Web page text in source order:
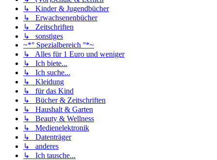
↳ Kinder & Jugendbücher
↳ Erwachsenenbücher
↳ Zeitschriften
↳ sonstiges
~*° Spezialbereich °*~
↳ Alles für 1 Euro und weniger
↳ Ich biete...
↳ Ich suche...
↳ Kleidung
↳ für das Kind
↳ Bücher & Zeitschriften
↳ Haushalt & Garten
↳ Beauty & Wellness
↳ Medienelektronik
↳ Datenträger
↳ anderes
↳ Ich tausche...